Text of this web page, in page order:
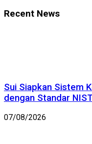
Recent News
Sui Siapkan Sistem
dengan Standar
07/08/2026